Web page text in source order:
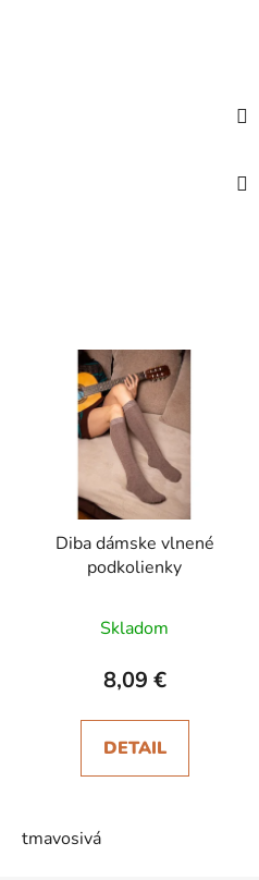
Diba dámske vlnené
podkolienky
Skladom
8,09 €
DETAIL
tmavosivá